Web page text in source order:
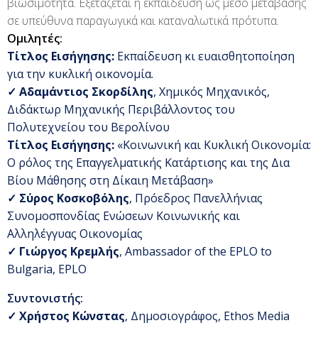
βιωσιμότητα. Εξετάζεται η εκπαίδευση ως μέσο μετάβασης
σε υπεύθυνα παραγωγικά και καταναλωτικά πρότυπα.
Ομιλητές:
Τίτλος Εισήγησης: Εκπαίδευση κι ευαισθητοποίηση
για την κυκλική οικονομία.
✓ Αδαμάντιος Σκορδίλης, Χημικός Μηχανικός,
Διδάκτωρ Μηχανικής Περιβάλλοντος του
Πολυτεχνείου του Βερολίνου
Τίτλος Εισήγησης: «Κοινωνική και Κυκλική Οικονομία:
Ο ρόλος της Επαγγελματικής Κατάρτισης και της Δια
Βίου Μάθησης στη Δίκαιη Μετάβαση»
✓ Σύρος Κοσκοβόλης, Πρόεδρος Πανελλήνιας
Συνομοσπονδίας Ενώσεων Κοινωνικής και
Αλληλέγγυας Οικονομίας
✓ Γιώργος Κρεμλής, Ambassador of the EPLO to
Bulgaria, EPLO
Συντονιστής:
✓ Χρήστος Κώνστας, Δημοσιογράφος, Ethos Media